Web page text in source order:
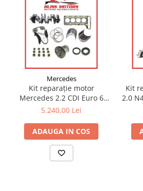
Mercedes
Kit reparație motor
Mercedes 2.2 CDI Euro 6
(OM651) – arbore cotit + set
5.240,00 Lei
ADAUGA IN COS
Kit
2.0